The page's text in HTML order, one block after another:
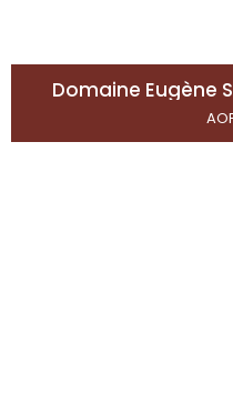
Domaine Eugène